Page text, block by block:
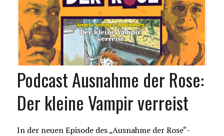
Podcast Ausnahme der Rose:
Der kleine Vampir verreist
In der neuen Episode des „Ausnahme der Rose“-